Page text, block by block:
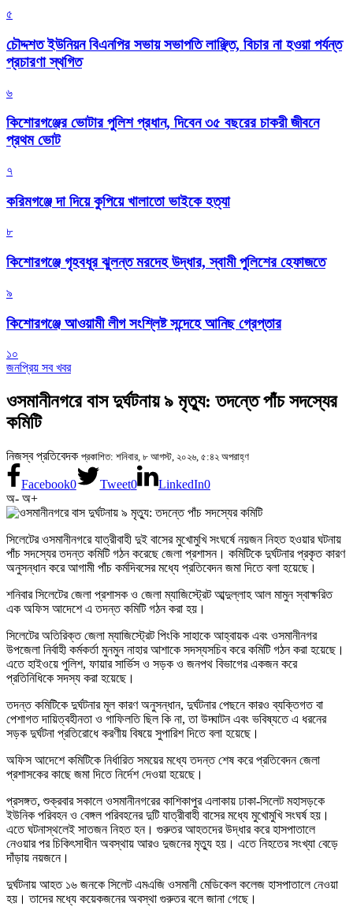
৫
চৌদ্দশত ইউনিয়ন বিএনপির সভায় সভাপতি লাঞ্ছিত, বিচার না হওয়া পর্যন্ত
প্রচারণা স্থগিত
৬
কিশোরগঞ্জের ভোটার পুলিশ প্রধান, দিবেন ৩৫ বছরের চাকরী জীবনে
প্রথম ভোট
৭
করিমগঞ্জে দা দিয়ে কুপিয়ে খালাতো ভাইকে হত্যা
৮
কিশোরগঞ্জে গৃহবধূর ঝুলন্ত মরদেহ উদ্ধার, স্বামী পুলিশের হেফাজতে
৯
কিশোরগঞ্জে আওয়ামী লীগ সংশ্লিষ্ট সন্দেহে আনিছ গ্রেপ্তার
১০
জনপ্রিয় সব খবর
ওসমানীনগরে বাস দুর্ঘটনায় ৯ মৃত্যু: তদন্তে পাঁচ সদস্যের
কমিটি
নিজস্ব প্রতিবেদক প্রকাশিত: শনিবার, ৮ আগস্ট, ২০২৬, ৫:৪২ অপরাহ্ণ
Facebook0 Tweet0 LinkedIn0
অ- অ+
সিলেটের ওসমানীনগরে যাত্রীবাহী দুই বাসের মুখোমুখি সংঘর্ষে নয়জন নিহত হওয়ার ঘটনায়
পাঁচ সদস্যের তদন্ত কমিটি গঠন করেছে জেলা প্রশাসন। কমিটিকে দুর্ঘটনার প্রকৃত কারণ
অনুসন্ধান করে আগামী পাঁচ কর্মদিবসের মধ্যে প্রতিবেদন জমা দিতে বলা হয়েছে।
শনিবার সিলেটের জেলা প্রশাসক ও জেলা ম্যাজিস্ট্রেট আব্দুল্লাহ আল মামুন স্বাক্ষরিত
এক অফিস আদেশে এ তদন্ত কমিটি গঠন করা হয়।
সিলেটের অতিরিক্ত জেলা ম্যাজিস্ট্রেট পিংকি সাহাকে আহ্বায়ক এবং ওসমানীনগর
উপজেলা নির্বাহী কর্মকর্তা মুনমুন নাহার আশাকে সদস্যসচিব করে কমিটি গঠন করা হয়েছে।
এতে হাইওয়ে পুলিশ, ফায়ার সার্ভিস ও সড়ক ও জনপথ বিভাগের একজন করে
প্রতিনিধিকে সদস্য করা হয়েছে।
তদন্ত কমিটিকে দুর্ঘটনার মূল কারণ অনুসন্ধান, দুর্ঘটনার পেছনে কারও ব্যক্তিগত বা
পেশাগত দায়িত্বহীনতা ও গাফিলতি ছিল কি না, তা উদ্ঘাটন এবং ভবিষ্যতে এ ধরনের
সড়ক দুর্ঘটনা প্রতিরোধে করণীয় বিষয়ে সুপারিশ দিতে বলা হয়েছে।
অফিস আদেশে কমিটিকে নির্ধারিত সময়ের মধ্যে তদন্ত শেষ করে প্রতিবেদন জেলা
প্রশাসকের কাছে জমা দিতে নির্দেশ দেওয়া হয়েছে।
প্রসঙ্গত, শুক্রবার সকালে ওসমানীনগরের কাশিকাপুর এলাকায় ঢাকা-সিলেট মহাসড়কে
ইউনিক পরিবহন ও বেঙ্গল পরিবহনের দুটি যাত্রীবাহী বাসের মধ্যে মুখোমুখি সংঘর্ষ হয়।
এতে ঘটনাস্থলেই সাতজন নিহত হন। গুরুতর আহতদের উদ্ধার করে হাসপাতালে
নেওয়ার পর চিকিৎসাধীন অবস্থায় আরও দুজনের মৃত্যু হয়। এতে নিহতের সংখ্যা বেড়ে
দাঁড়ায় নয়জনে।
দুর্ঘটনায় আহত ১৬ জনকে সিলেট এমএজি ওসমানী মেডিকেল কলেজ হাসপাতালে নেওয়া
হয়। তাদের মধ্যে কয়েকজনের অবস্থা গুরুতর বলে জানা গেছে।